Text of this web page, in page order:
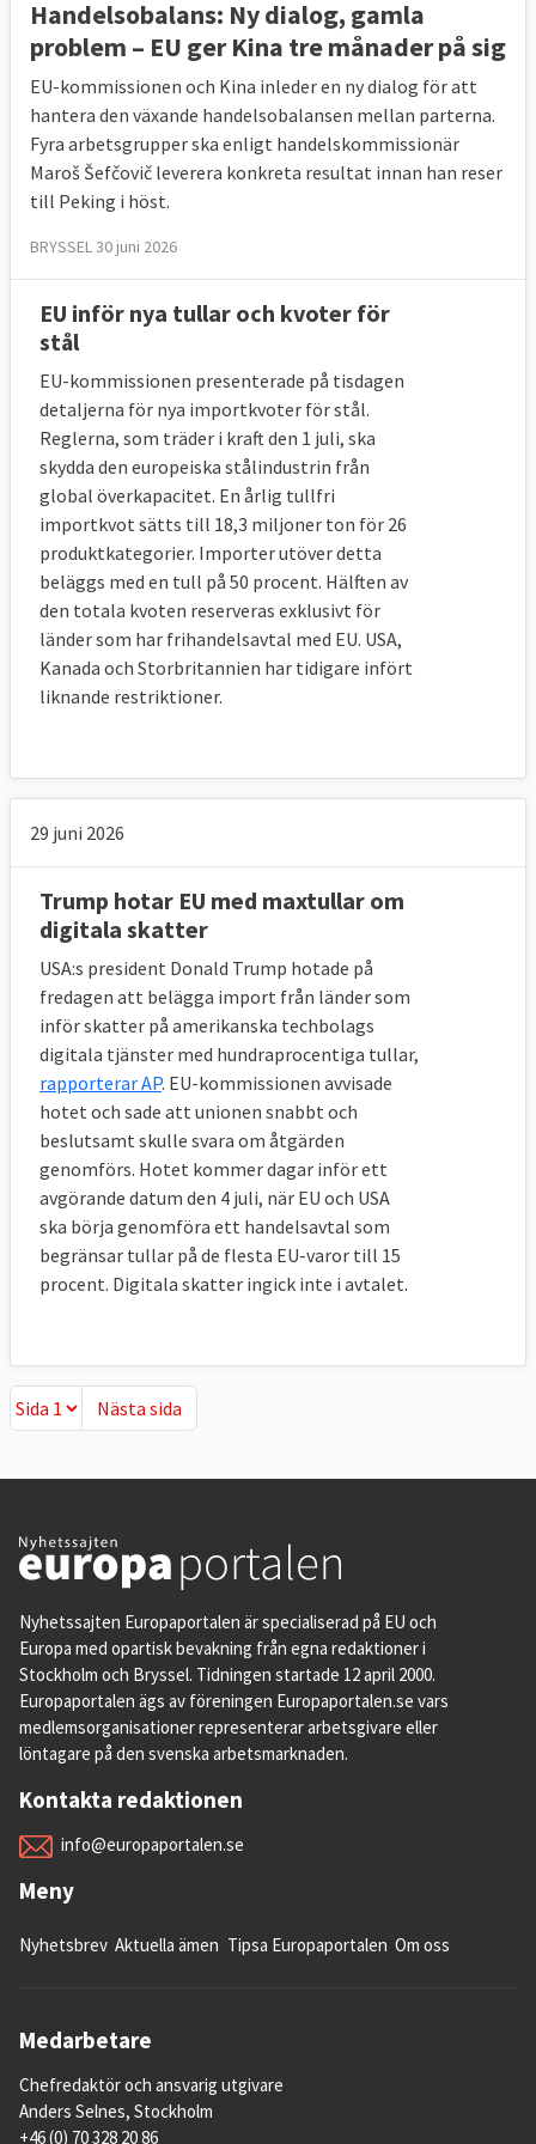
Åtgärder vidtagna i EU-länderna 2009-2017
År Protektionistiska
3
2010
44
2
2011
42
8
2012
29
12
2013
2014
43
2015
59
15
2016
120
2017
Totalt
594
Källa: Kommerskollegium och Global Trade
Alert (GTA).
10. Hur många länder har EU
handelsavtal med?
länder och fler är på gång.
EU:s frihandelsavtal
Avtal
Färdigförhandlade avtal men ej i kraft
Påbörjade förhandlingar
Nya förhandlingar inom kort
För mer detaljer, se fråga 11-13.
11. Med vilka länder har EU
frihandelsavtal?
EU har i dag olika typer av frihandelsavtal
med68 länder.
Avtalen ser olika ut beroende på
avtalen med Peru och Colombia är enklare.
EU har även färdigförhandlade avtal med
12. Vilka andra länder förhandlar EU
med?
handelspartners och dels om att uppdatera
gamla och omoderna avtal, till exempel med
Handelsobalans: Ny dialog, gamla
problem – EU ger Kina tre månader på sig
EU-kommissionen och Kina inleder en ny dialog för att
hantera den växande handelsobalansen mellan parterna.
Fyra arbetsgrupper ska enligt handelskommissionär
Maroš Šefčovič leverera konkreta resultat innan han reser
till Peking i höst.
BRYSSEL 30 juni 2026
EU inför nya tullar och kvoter för
stål
EU-kommissionen presenterade på tisdagen
detaljerna för nya importkvoter för stål.
Reglerna, som träder i kraft den 1 juli, ska
skydda den europeiska stålindustrin från
global överkapacitet. En årlig tullfri
importkvot sätts till 18,3 miljoner ton för 26
produktkategorier. Importer utöver detta
beläggs med en tull på 50 procent. Hälften av
den totala kvoten reserveras exklusivt för
länder som har frihandelsavtal med EU. USA,
Kanada och Storbritannien har tidigare infört
liknande restriktioner.
29 juni 2026
Trump hotar EU med maxtullar om
digitala skatter
USA:s president Donald Trump hotade på
fredagen att belägga import från länder som
inför skatter på amerikanska techbolags
digitala tjänster med hundraprocentiga tullar,
rapporterar AP. EU-kommissionen avvisade
hotet och sade att unionen snabbt och
beslutsamt skulle svara om åtgärden
genomförs. Hotet kommer dagar inför ett
avgörande datum den 4 juli, när EU och USA
ska börja genomföra ett handelsavtal som
begränsar tullar på de flesta EU-varor till 15
procent. Digitala skatter ingick inte i avtalet.
Nästa sida
Nästa sida
Nyhetssajten Europaportalen är specialiserad på EU och
Europa med opartisk bevakning från egna redaktioner i
Stockholm och Bryssel. Tidningen startade 12 april 2000.
Europaportalen ägs av föreningen Europaportalen.se vars
medlemsorganisationer representerar arbetsgivare eller
löntagare på den svenska arbetsmarknaden.
Kontakta redaktionen
info@europaportalen.se
Meny
Nyhetsbrev Aktuella ämen Tipsa Europaportalen Om oss
Medarbetare
Chefredaktör och ansvarig utgivare
Anders Selnes, Stockholm
+46 (0) 70 328 20 86